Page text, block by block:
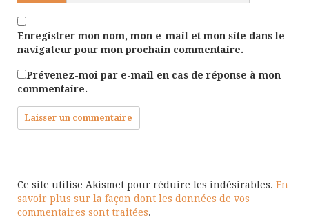
Enregistrer mon nom, mon e-mail et mon site dans le
navigateur pour mon prochain commentaire.
Prévenez-moi par e-mail en cas de réponse à mon
commentaire.
Ce site utilise Akismet pour réduire les indésirables. En
savoir plus sur la façon dont les données de vos
commentaires sont traitées.